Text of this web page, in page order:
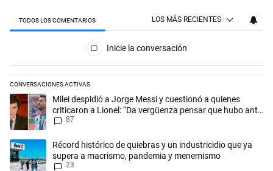
TODOS LOS COMENTARIOS LOS MÁS RECIENTES
Todos los comentarios
Inicie la conversación
CONVERSACIONES ACTIVAS
Este listado muestra los artículos con más comentarios en los
Un artículo de tendencia con el título "Milei despidió a Jorge Messi y
Milei despidió a Jorge Messi y cuestionó a quienes
criticaron a Lionel: “Da vergüenza pensar que hubo anti-
Messi”
87
Un artículo de tendencia con el título "Récord histórico de quiebras y
Récord histórico de quiebras y un industricidio que ya
supera a macrismo, pandemia y menemismo
23